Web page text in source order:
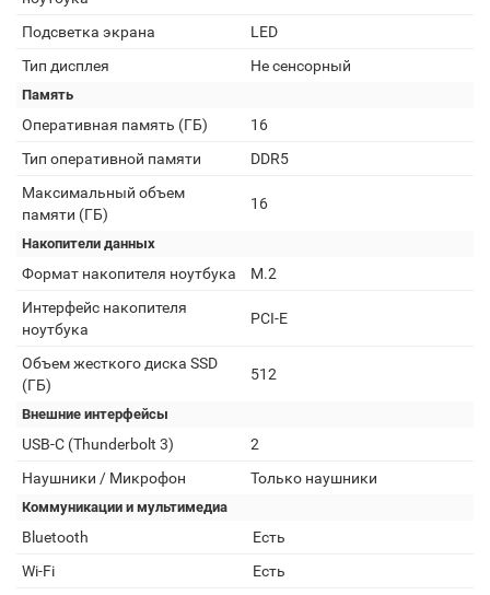
Подсветка экрана
LED
Тип дисплея
Не сенсорный
Память
Оперативная память (ГБ)
16
Тип оперативной памяти
DDR5
Максимальный объем
памяти (ГБ)
16
Накопители данных
Формат накопителя ноутбука
M.2
Интерфейс накопителя
ноутбука
PCI-E
Объем жесткого диска SSD
(ГБ)
512
Внешние интерфейсы
USB-C (Thunderbolt 3)
2
Наушники / Микрофон
Только наушники
Коммуникации и мультимедиа
Bluetooth
Есть
Wi-Fi
Есть